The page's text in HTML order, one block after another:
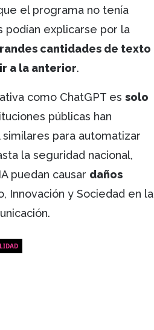
el programa no tenía
podían explicarse por la
cantidades de texto
a la anterior.
como ChatGPT es solo
públicas han
para automatizar
la seguridad nacional,
puedan causar daños
Innovación y Sociedad en la